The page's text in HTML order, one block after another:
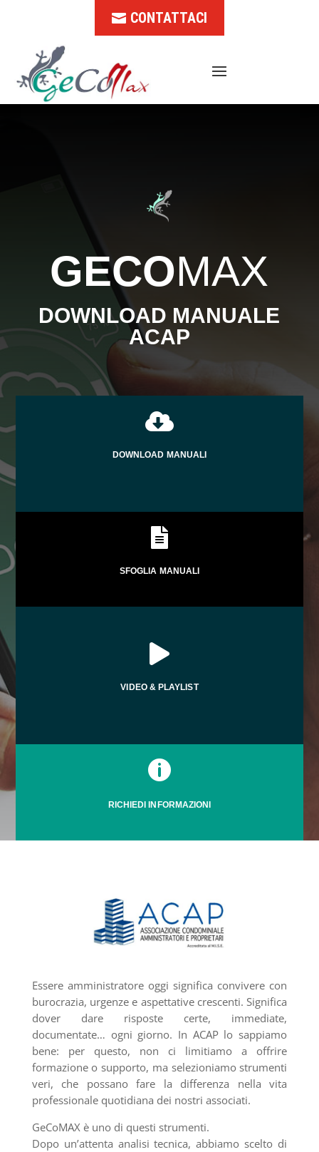
CONTATTACI
GECOMAX
DOWNLOAD MANUALE
ACAP

DOWNLOAD MANUALI

SFOGLIA MANUALI

VIDEO & PLAYLIST

RICHIEDI INFORMAZIONI
Essere amministratore oggi significa convivere con
burocrazia, urgenze e aspettative crescenti. Significa
dover dare risposte certe, immediate,
documentate… ogni giorno. In ACAP lo sappiamo
bene: per questo, non ci limitiamo a offrire
formazione o supporto, ma selezioniamo strumenti
veri, che possano fare la differenza nella vita
professionale quotidiana dei nostri associati.
GeCoMAX è uno di questi strumenti.
Dopo un’attenta analisi tecnica, abbiamo scelto di